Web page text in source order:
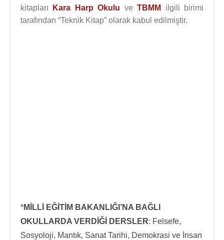
kitapları
Kara Harp Okulu veTBMM
ilgili birimi
tarafından “Teknik Kitap” olarak kabul edilmiştir.
*MİLLİ EĞİTİM BAKANLIĞI’NA BAĞLI
OKULLARDA VERDİĞİ DERSLER: Felsefe,
Sosyoloji, Mantık, Sanat Tarihi, Demokrasi ve İnsan